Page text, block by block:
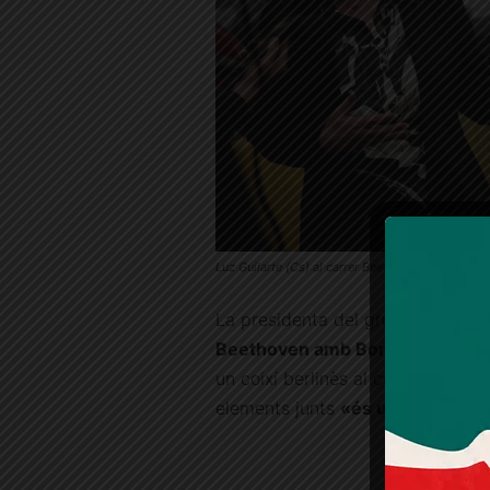
Luz Guilarte (Cs) al carrer Beethoven
La presidenta del grup taronja
Beethoven amb Bori i Fontestà
un coixí berlinès al costat d’un
elements junts «és una